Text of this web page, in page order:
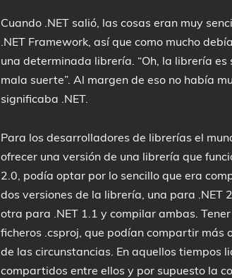
Cuando .NET salió, las cosas eran muy
.NET Framework, así que como mucho
una determinada librería. “Oh, la librería es
mala suerte”. Al margen de eso no había
significaba .NET.
Para los desarrolladores de librerías el
ofrecer una versión de una librería que
2.0, podía optar por lo sencillo que era
dos versiones de la librería, una para .NET
otra para .NET 1.1 y compilar ambas.
ficheros .csproj, que podían compartir más
de las circunstancias. En aquellos tiempos
compartidos entre ellos y por supuesto la